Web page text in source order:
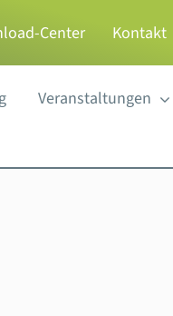
Center Kontakt
Veranstaltungen